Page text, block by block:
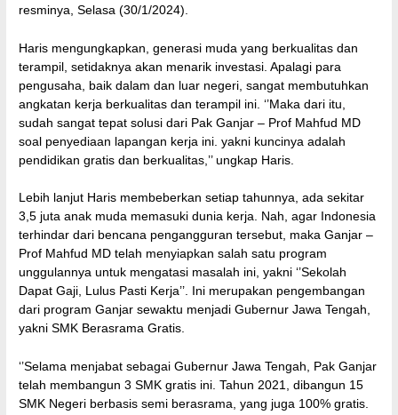
resminya, Selasa (30/1/2024).
Haris mengungkapkan, generasi muda yang berkualitas dan
terampil, setidaknya akan menarik investasi. Apalagi para
pengusaha, baik dalam dan luar negeri, sangat membutuhkan
angkatan kerja berkualitas dan terampil ini. ‘’Maka dari itu,
sudah sangat tepat solusi dari Pak Ganjar – Prof Mahfud MD
soal penyediaan lapangan kerja ini. yakni kuncinya adalah
pendidikan gratis dan berkualitas,’’ ungkap Haris.
Lebih lanjut Haris membeberkan setiap tahunnya, ada sekitar
3,5 juta anak muda memasuki dunia kerja. Nah, agar Indonesia
terhindar dari bencana pengangguran tersebut, maka Ganjar –
Prof Mahfud MD telah menyiapkan salah satu program
unggulannya untuk mengatasi masalah ini, yakni ‘’Sekolah
Dapat Gaji, Lulus Pasti Kerja’’. Ini merupakan pengembangan
dari program Ganjar sewaktu menjadi Gubernur Jawa Tengah,
yakni SMK Berasrama Gratis.
‘’Selama menjabat sebagai Gubernur Jawa Tengah, Pak Ganjar
telah membangun 3 SMK gratis ini. Tahun 2021, dibangun 15
SMK Negeri berbasis semi berasrama, yang juga 100% gratis.